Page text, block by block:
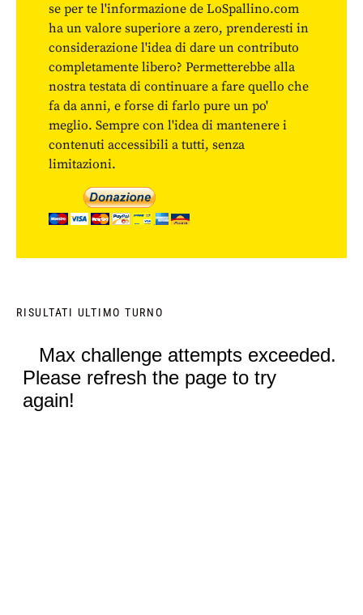
se per te l'informazione de LoSpallino.com
ha un valore superiore a zero, prenderesti in
considerazione l'idea di dare un contributo
completamente libero? Permetterebbe alla
nostra testata di continuare a fare quello che
fa da anni, e forse di farlo pure un po'
meglio. Sempre con l'idea di mantenere i
contenuti accessibili a tutti, senza
limitazioni.
RISULTATI ULTIMO TURNO